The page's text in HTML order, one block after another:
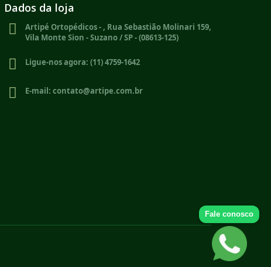
Dados da loja
Artipé Ortopédicos - , Rua Sebastião Molinari 159,
Vila Monte Sion - Suzano / SP - (08613-125)
Ligue-nos agora: (11) 4759-1642
E-mail: contato@artipe.com.br
Fale conosco